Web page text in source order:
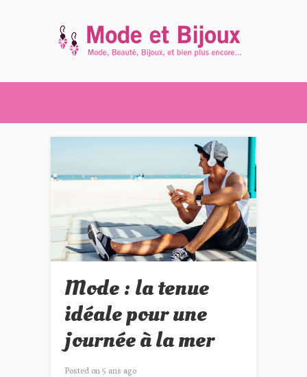
Mode : la tenue
idéale pour une
journée à la mer
Posted on 5 ans ago